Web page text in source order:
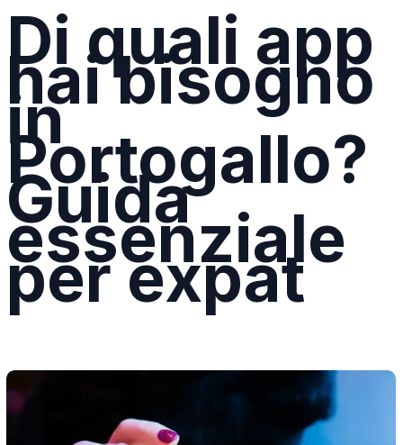
Di quali app
hai bisogno
in
Portogallo?
Guida
essenziale
per expat